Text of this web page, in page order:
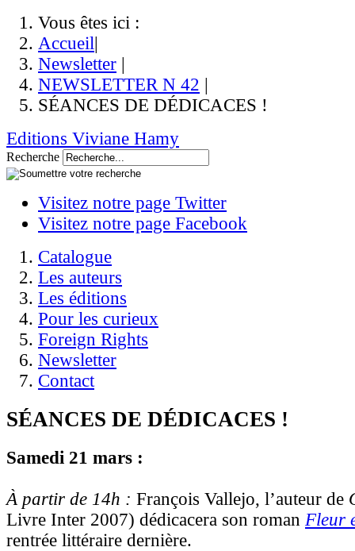
Vous êtes ici :
Accueil|
Newsletter |
NEWSLETTER N 42 |
SÉANCES DE DÉDICACES !
Editions Viviane Hamy
Recherche
Visitez notre page Twitter
Visitez notre page Facebook
Catalogue
Les auteurs
Les éditions
Pour les curieux
Foreign Rights
Newsletter
Contact
SÉANCES DE DÉDICACES !
Samedi 21 mars :
À partir de 14h : François Vallejo, l’auteur de
Livre Inter 2007) dédicacera son roman Fleur
rentrée littéraire dernière.